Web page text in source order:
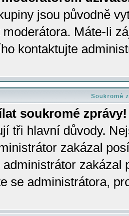
jsou původně
Máte-li
kontaktujte
Soukromé
soukromé zprávy!
tři hlavní důvody.
zakázal
zakázal
se administrátora,